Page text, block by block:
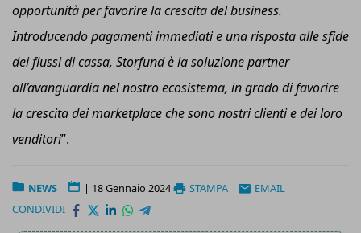
opportunità per favorire la crescita del business.
Introducendo pagamenti immediati e una risposta alle sfide
dei flussi di cassa, Storfund è la soluzione partner
all’avanguardia nel nostro ecosistema, in grado di favorire
la crescita dei marketplace che sono nostri clienti e dei loro
venditori”.
NEWS | 18 Gennaio 2024 STAMPA
EMAIL
CONDIVIDI